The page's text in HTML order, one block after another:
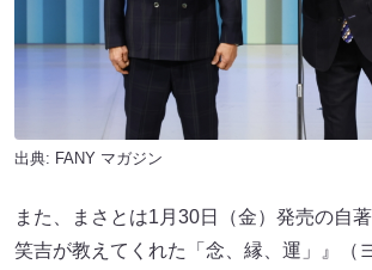
出典: FANY マガジン
また、まさとは1月30日（金）発売の自
笑吉が教えてくれた「念、縁、運」』（